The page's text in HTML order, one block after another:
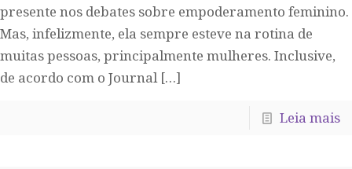
presente nos debates sobre empoderamento feminino.
Mas, infelizmente, ela sempre esteve na rotina de
muitas pessoas, principalmente mulheres. Inclusive,
de acordo com o Journal[…]
Leia mais